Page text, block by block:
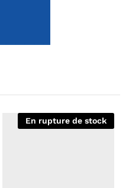
En rupture de stock